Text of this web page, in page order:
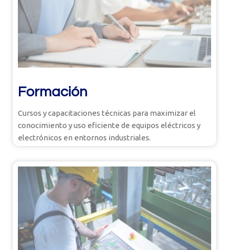
Formación
Cursos y capacitaciones técnicas para maximizar el
conocimiento y uso eficiente de equipos eléctricos y
electrónicos en entornos industriales.